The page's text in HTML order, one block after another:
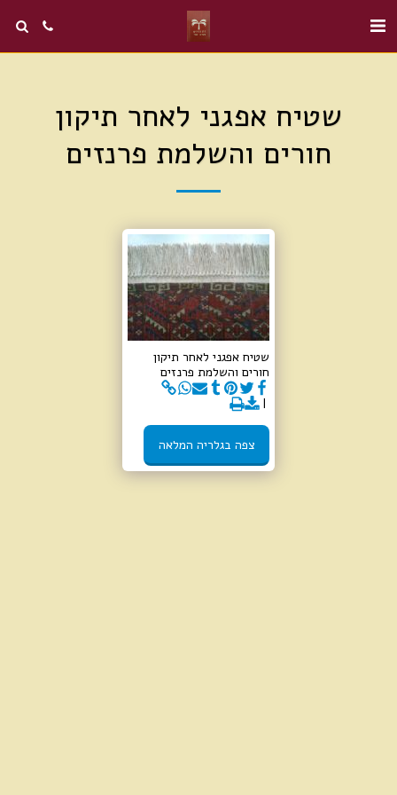
שטיח אפגני לאחר תיקון
חורים והשלמת פרנזים
שטיח אפגני לאחר תיקון
חורים והשלמת פרנזים
צפה בגלריה המלאה